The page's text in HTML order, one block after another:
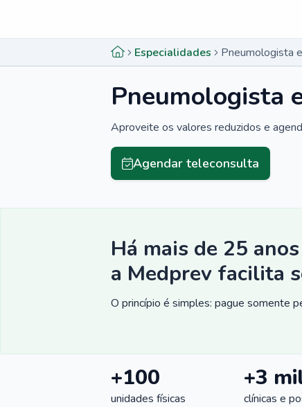
Especialidades Pneumologista
Pneumologista
Aproveite os valores reduzidos e
Agendar teleconsulta
Há mais de 25 anos
a Medprev facilita
O princípio é simples: pague somente
+100
unidades físicas
+3
clínicas e